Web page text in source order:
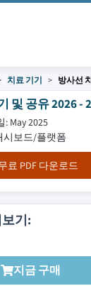
치료 기기 방사선
및 공유 2026 -
: May 2025
시보드/플랫폼
료 PDF 다운로드
기:
지금 구매